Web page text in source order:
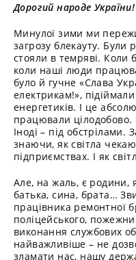
Дорогий народе України!
Минулої зими ми
загрозу блекауту. Були
стояли в темряві. Коли
коли наші люди
було й гучне «Слава
електрикам!»,
енергетиків. І це
працювали цілодобово.
Іноді – під
знаючи, як світла
підприємствах. І як
Але, на жаль, є родини,
батька, сина, брата…
працівника ремонтної
поліцейського,
виконання службових
найважливіше – не
зламати нас, нашу